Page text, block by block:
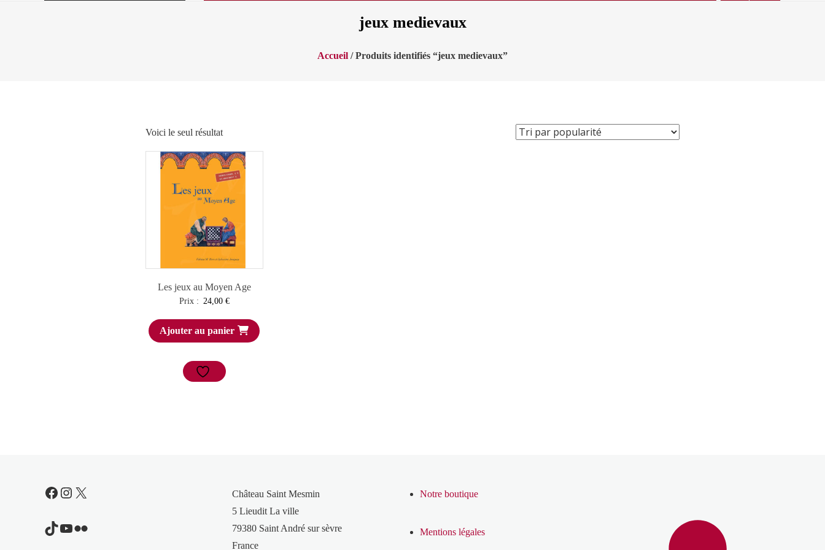
jeux medievaux
Accueil / Produits identifiés “jeux medievaux”
Voici le seul résultat
Les jeux au Moyen Age
Prix : 24,00 €
Ajouter au panier
Facebook
Instagram
X
TikTok
YouTube
Flickr
Château Saint Mesmin
5 Lieudit La ville
79380 Saint André sur sèvre
France
Notre boutique
Mentions légales